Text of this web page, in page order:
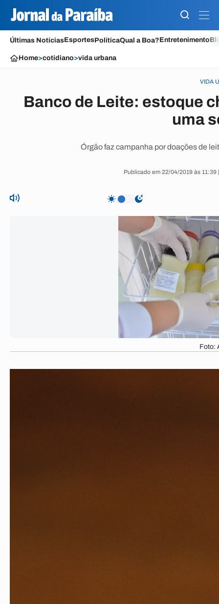
Últimas NotíciasEsportesPolíticaQual a Boa?Entretenimento
Home>cotidiano>vida urbana
VIDA
Banco de Leite: estoque
uma
Órgão faz campanha por doações de
Publicado em 22/04/2019 às
Foto: